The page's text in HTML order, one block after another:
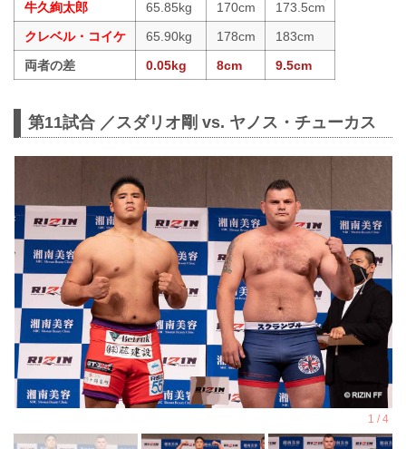
牛久絢太郎
65.85kg 170cm
173.5cm
クレベル・コイケ
65.90kg 178cm
183cm
両者の差
0.05kg 8cm 9.5cm
第11試合 ／スダリオ剛 vs. ヤノス・チューカス